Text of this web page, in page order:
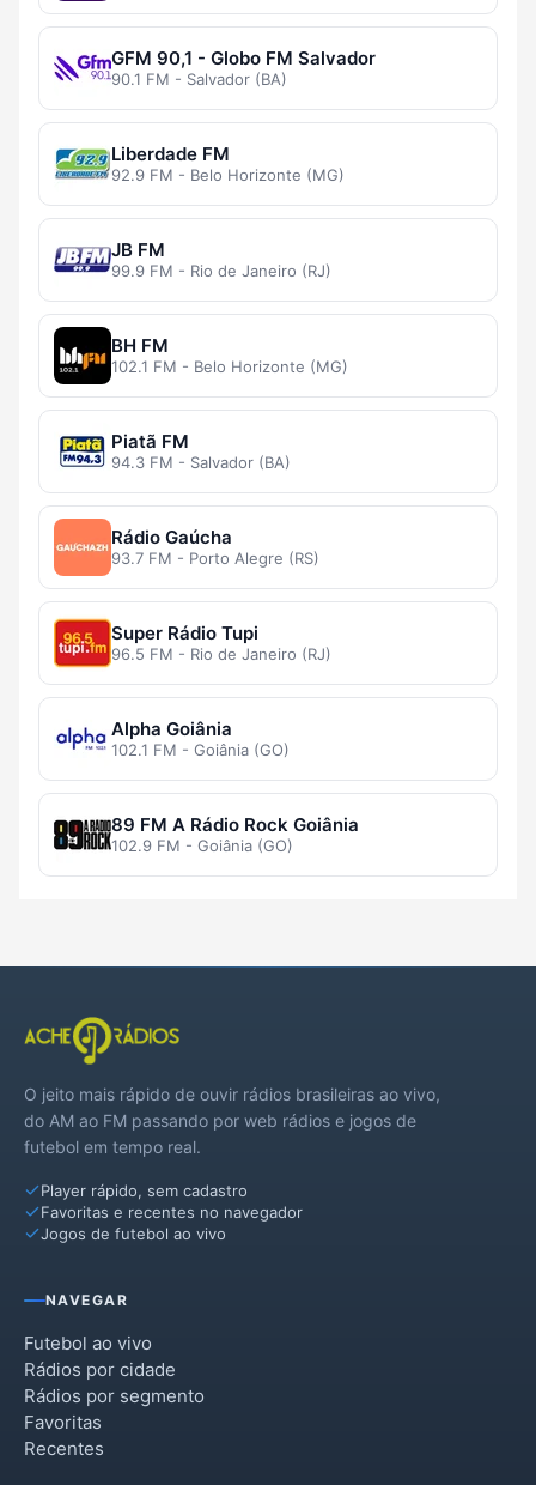
GFM 90,1 - Globo FM Salvador
90.1 FM - Salvador (BA)
Liberdade FM
92.9 FM - Belo Horizonte (MG)
JB FM
99.9 FM - Rio de Janeiro (RJ)
BH FM
102.1 FM - Belo Horizonte (MG)
Piatã FM
94.3 FM - Salvador (BA)
Rádio Gaúcha
93.7 FM - Porto Alegre (RS)
Super Rádio Tupi
96.5 FM - Rio de Janeiro (RJ)
Alpha Goiânia
102.1 FM - Goiânia (GO)
89 FM A Rádio Rock Goiânia
102.9 FM - Goiânia (GO)
O jeito mais rápido de ouvir rádios brasileiras ao vivo,
do AM ao FM passando por web rádios e jogos de
futebol em tempo real.
Player rápido, sem cadastro
Favoritas e recentes no navegador
Jogos de futebol ao vivo
NAVEGAR
Futebol ao vivo
Rádios por cidade
Rádios por segmento
Favoritas
Recentes